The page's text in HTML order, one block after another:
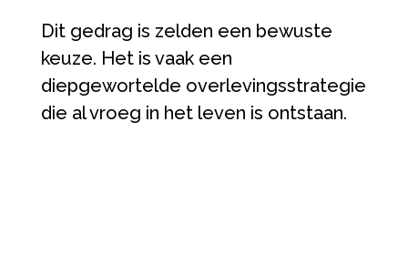
Dit gedrag is zelden een bewuste
keuze. Het is vaak een
diepgewortelde overlevingsstrategie
die al vroeg in het leven is ontstaan.